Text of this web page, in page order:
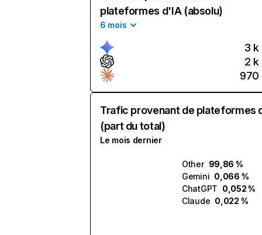
plateformes d'IA (absolu)
6 mois
3 k
2 k
970
Trafic provenant de plateformes
(part du total)
Le mois dernier
Other 99,86 %
Gemini 0,066 %
ChatGPT 0,052 %
Claude 0,022 %